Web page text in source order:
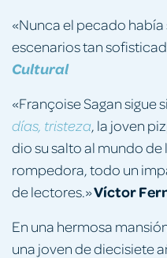
«Nunca el pecado
escenarios tan
Cultural
«Françoise Sagan sigue
días, tristeza, la joven
dio su salto al mundo
rompedora, todo un
de lectores.»Víctor
En una hermosa
una joven de diecisiete